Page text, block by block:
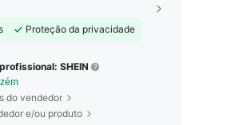
Proteção da privacidade
SHEIN
do vendedor
e/ou produto